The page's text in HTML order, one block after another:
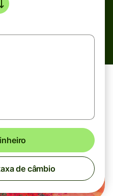
de câmbio